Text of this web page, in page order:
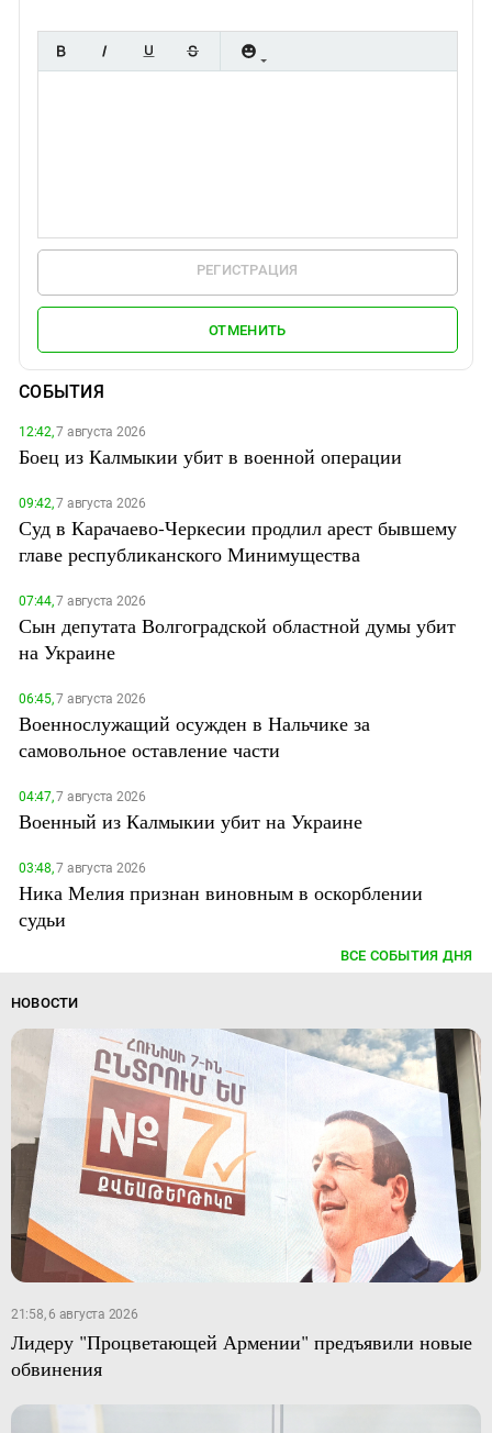
РЕГИСТРАЦИЯ
ОТМЕНИТЬ
СОБЫТИЯ
12:42,7 августа 2026
Боец из Калмыкии убит в военной операции
09:42,7 августа 2026
Суд в Карачаево-Черкесии продлил арест бывшему
главе республиканского Минимущества
07:44,7 августа 2026
Сын депутата Волгоградской областной думы убит
на Украине
06:45,7 августа 2026
Военнослужащий осужден в Нальчике за
самовольное оставление части
04:47,7 августа 2026
Военный из Калмыкии убит на Украине
03:48,7 августа 2026
Ника Мелия признан виновным в оскорблении
судьи
ВСЕ СОБЫТИЯ ДНЯ
НОВОСТИ
21:58, 6 августа 2026
Лидеру "Процветающей Армении" предъявили новые
обвинения